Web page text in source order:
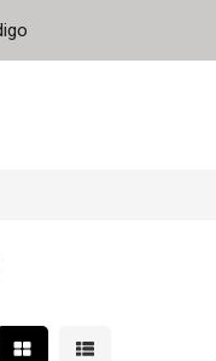
Mostrar resultados em
Mostrar